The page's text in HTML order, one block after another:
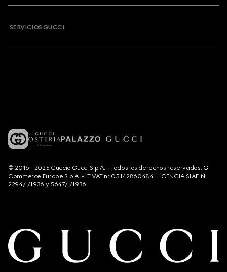
SERVICIOS GUCCI
© 2016 - 2025 Guccio Gucci S.p.A. - Todos los derechos reservados. G
Commerce Europe S.p.A. - IT VAT nr 05142860484. LICENCIA SIAE N.
2294/I/1936 y 5647/I/1936